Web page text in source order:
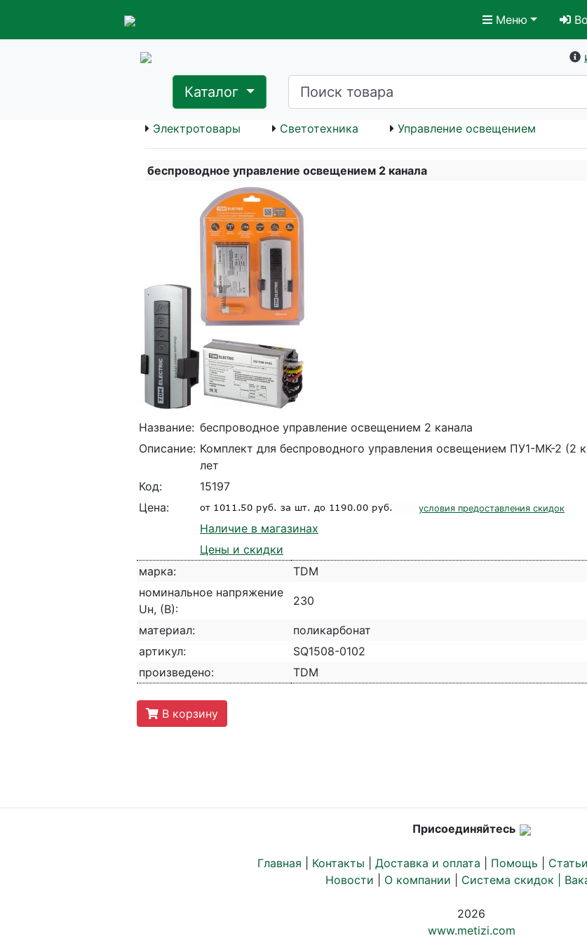
Меню
Каталог
Электротовары Светотехника Управление освещением
беспроводное управление освещением 2 канала
Название: беспроводное управление освещением 2 канала
Описание: Комплект для беспроводного управления освещением ПУ1-МK-2 (2
лет
Код:
15197
Цена:
условия предоставления скидок
Наличие в магазинах
Цены и скидки
марка:
TDM
номинальное напряжение
Uн, (В):
230
материал:
поликарбонат
артикул:
SQ1508-0102
произведено:
TDM
В корзину
Присоединяйтесь
Главная Контакты Доставка и оплата Помощь Статьи
Новости
О компании Система скидок |
2026
www.metizi.com